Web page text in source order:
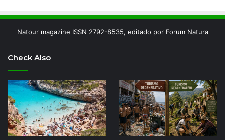
Natour magazine ISSN 2792-8535, editado por Forum Natura
Check Also